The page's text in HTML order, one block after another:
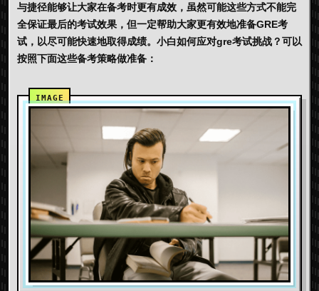
与捷径能够让大家在备考时更有成效，虽然可能这些方式不能完
全保证最后的考试效果，但一定帮助大家更有效地准备GRE考
试，以尽可能快速地取得成绩。小白如何应对gre考试挑战？可以
按照下面这些备考策略做准备：